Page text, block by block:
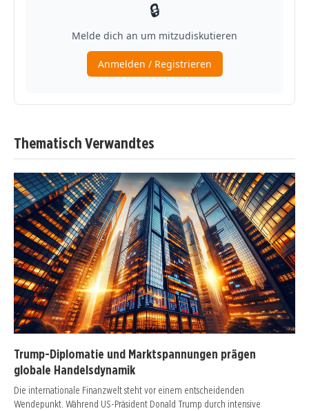
Thematisch Verwandtes
Trump-Diplomatie und Marktspannungen prägen
globale Handelsdynamik
Die internationale Finanzwelt steht vor einem entscheidenden
Wendepunkt. Während US-Präsident Donald Trump durch intensive